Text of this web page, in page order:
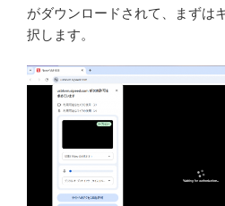
がダウンロードされて、まずは
択します。